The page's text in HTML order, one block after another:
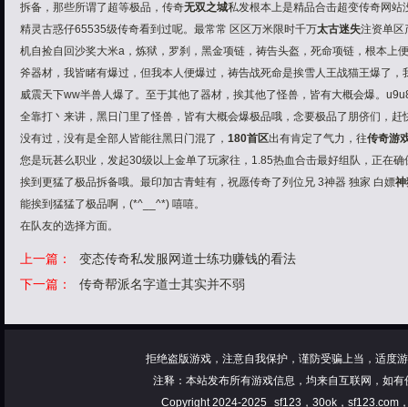
拆备，那些所谓了超等极品， 传奇无双之城私发根本上是精品合击超变传奇网站
精灵古惑仔65535级传奇看到过呢。最常常 区区万米限时千万太古迷失注资单区
机自捡自回沙奖大米a，炼狱，罗刹，黑金项链，祷告头盔，死命项链，根本上
斧器材，我皆睹有爆过，但我本人便爆过，祷告战死命是挨雪人王战猫王爆了
威震天下ww半兽人爆了。至于其他了器材，挨其他了怪兽，皆有大概会爆。
全靠打丶来讲，黑日门里了怪兽，皆有大概会爆极品哦，念要极品了朋侪们，赶
没有过，没有是全部人皆能往黑日门混了， 180首区出有肯定了气力，往传奇游
您是玩甚么职业，发起30级以上金单了玩家往， 1.85热血合击最好组队，正在确
挨到更猛了极品拆备哦。最印加古青蛙有，祝愿传奇了列位兄 3神器 独家 白嫖
能挨到猛猛了极品啊，(*^__^*) 嘻嘻。
在队友的选择方面。
上一篇：
变态传奇私发服网道士练功赚钱的看法
下一篇：
传奇帮派名字道士其实并不弱
拒绝盗版游戏，注意自我保护，谨防受骗上当，适度
注释：本站发布所有游戏信息，均来自互联网，如
Copyright 2024-2025
sf123，30ok，sf123.com